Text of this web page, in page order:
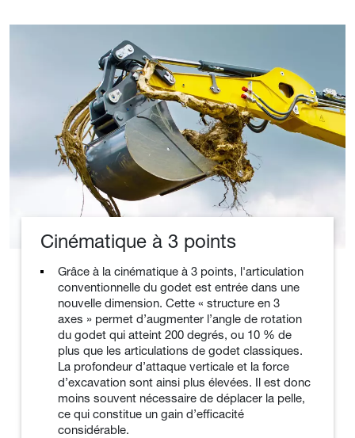
Cinématique à 3 points
Grâce à la cinématique à 3 points, l'articulation
conventionnelle du godet est entrée dans une
nouvelle dimension. Cette « structure en 3
axes » permet d’augmenter l’angle de rotation
du godet qui atteint 200 degrés, ou 10 % de
plus que les articulations de godet classiques.
La profondeur d’attaque verticale et la force
d’excavation sont ainsi plus élevées. Il est donc
moins souvent nécessaire de déplacer la pelle,
ce qui constitue un gain d’efficacité
considérable.